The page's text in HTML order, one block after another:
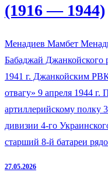
(1916 — 1944)
Менадиев Мамбет
Бабаджай
1941 г. Джанкойским
отвагу» 9 апреля 1944
артиллерийскому полку
дивизии 4-го
старший 8-й батареи
27.05.2026